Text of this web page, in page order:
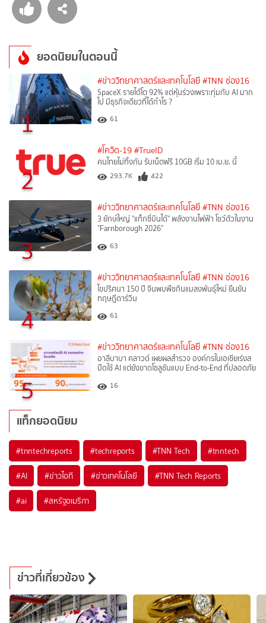
ยอดนิยมในตอนนี้
1
#ข่าววิทยาศาสตร์และเทคโนโลยี #TNN ช่อง16
SpaceX รายได้โต 92% แต่หุ้นร่วงเพราะทุ่มกับ AI มาก
ไป มีธุรกิจเดียวที่ได้กำไร ?
61
2
#โควิด-19 #TrueID
คนไทยไม่ทิ้งกัน รับเน็ตฟรี 10GB เริ่ม 10 เม.ย. นี้
293.7K 422
3
#ข่าววิทยาศาสตร์และเทคโนโลยี #TNN ช่อง16
3 ยักษ์ใหญ่ "แท็กซี่บินได้" พลังงานไฟฟ้า โชว์ตัวในงาน
"Farnborough 2026"
63
4
#ข่าววิทยาศาสตร์และเทคโนโลยี #TNN ช่อง16
ไขปริศนา 150 ปี จีนพบพืชกินแมลงพันธุ์ใหม่ ยืนยัน
ทฤษฎีดาร์วิน
61
5
#ข่าววิทยาศาสตร์และเทคโนโลยี #TNN ช่อง16
อาลีบาบา คลาวด์ เผยผลสำรวจ องค์กรในเอเชียเร่งส
ปีดใช้ AI แต่ยังขาดโซลูชันแบบ End-to-End ที่ปลอดภัย
16
แท็กยอดนิยม
#tnntechreports #techreports #TNN Tech #tnntech
#AI #ข่าวไอที #ข่าวเทคโนโลยี #TNN Tech Reports
#ai #สหรัฐอเมริกา
ข่าวที่เกี่ยวข้อง